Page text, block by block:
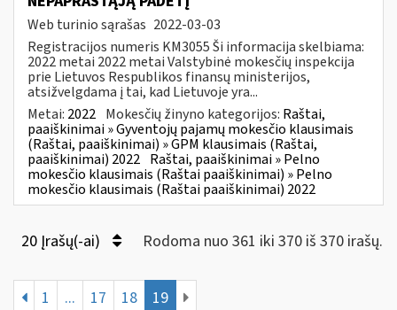
Web turinio sąrašas 2022-03-03
Registracijos numeris KM3055 Ši informacija skelbiama:
2022 metai 2022 metai Valstybinė mokesčių inspekcija
prie Lietuvos Respublikos finansų ministerijos,
atsižvelgdama į tai, kad Lietuvoje yra...
Metai: 2022 Mokesčių žinyno kategorijos: Raštai,
paaiškinimai » Gyventojų pajamų mokesčio klausimais
(Raštai, paaiškinimai) » GPM klausimais (Raštai,
paaiškinimai) 2022 Raštai, paaiškinimai » Pelno
mokesčio klausimais (Raštai paaiškinimai) » Pelno
mokesčio klausimais (Raštai paaiškinimai) 2022
20 Įrašų(-ai) Rodoma nuo 361 iki 370 iš 370 irašų.
1 ... 17 18 19